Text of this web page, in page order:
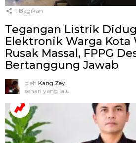
1 Bagikan
Tegangan Listrik
Elektronik Warga Kota
Rusak Massal, FPPG
Bertanggung Jawab
oleh Kang Zey
sehari yang lalu